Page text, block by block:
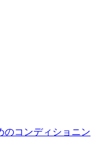
のコンディショニン